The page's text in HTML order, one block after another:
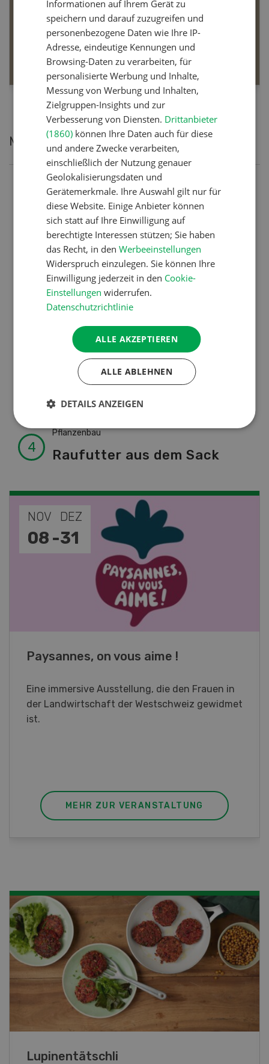
Dossier Bio-Artikel
MEHR ERFAHREN
Meistgelesene Artikel
Schweizer Kuhnamen: Liste
von A-Z
Pflanzenbau
Erst das Ziel, dann die
Zwischenfrucht
Betriebsführung
Kein Dauergarten ohne
Bewilligung
Pflanzenbau
Raufutter aus dem Sack
NOV
19 -
JAN
28
Fachkurs Aquakultur
Sind Sie in der Fischzucht tätig oder
interessieren Sie sich für das Thema? In
diesem Fall ist unser FBA-Weiterbildungskurs
MEHR ZUR VERANSTALTUNG
Frühlingsrollen
Informationen auf Ihrem Gerät zu
speichern und darauf zuzugreifen und
personenbezogene Daten wie Ihre IP-
Adresse, eindeutige Kennungen und
Browsing-Daten zu verarbeiten, für
personalisierte Werbung und Inhalte,
Messung von Werbung und Inhalten,
Zielgruppen-Insights und zur
Verbesserung von Diensten. Drittanbieter
(1860) können Ihre Daten auch für diese
und andere Zwecke verarbeiten,
einschließlich der Nutzung genauer
Geolokalisierungsdaten und
Gerätemerkmale. Ihre Auswahl gilt nur für
diese Website. Einige Anbieter können
sich statt auf Ihre Einwilligung auf
berechtigte Interessen stützen; Sie haben
das Recht, in denWerbeeinstellungen
Widerspruch einzulegen. Sie können Ihre
Einwilligung jederzeit in den Cookie-
Einstellungen widerrufen.
Datenschutzrichtlinie
ALLE AKZEPTIEREN
ALLE ABLEHNEN
DETAILS ANZEIGEN